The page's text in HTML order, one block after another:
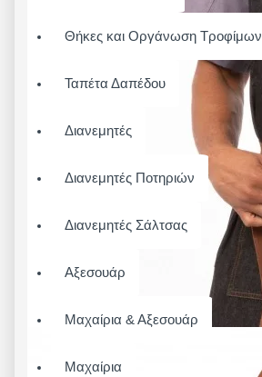
Θήκες και Οργάνωση Τροφίμων
Ταπέτα Δαπέδου
Διανεμητές
Διανεμητές Ποτηριών
Διανεμητές Σάλτσας
Αξεσουάρ
Μαχαίρια & Αξεσουάρ
Μαχαίρια